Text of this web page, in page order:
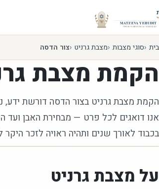
בית סוגי מצבות מצבת גרניט צור הדסה
הקמת מצבת
הקמת מצבת גרניט בצור הדסה דורשת ידע,
אנו דואגים לכל פרט — מבחירת האבן ועד
בכבוד לאורך שנים ותהיה ראויה לזכר היקר
על מצבת גרניט